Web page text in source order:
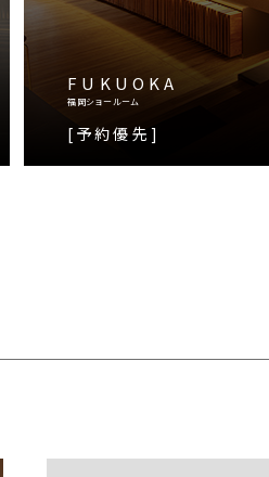
FUKUOKA
福岡ショールーム
[予約優先]